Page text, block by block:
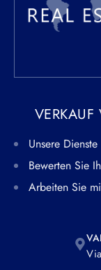
Unsere Dienste
Bewerten Sie
Arbeiten Sie